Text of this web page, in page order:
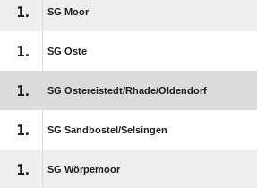
1. SG Moor
1. SG Oste
1. SG Ostereistedt/​Rhade/​Oldendorf
1. SG Sandbostel/​Selsingen
1. SG Wörpemoor